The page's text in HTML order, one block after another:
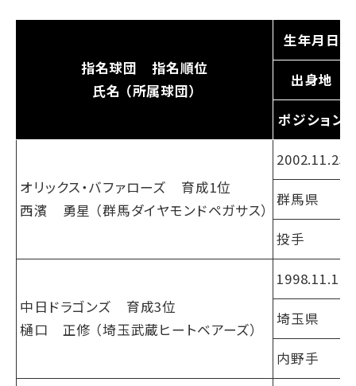
指名球団 指名順位
氏名 （所属球団）
生年月日
出身地
ポジション
オリックス・バファローズ 育成1位
西濱 勇星 （群馬ダイヤモンドペガサス）
2002.11.23
群馬県
投手
中日ドラゴンズ 育成3位
樋口 正修 （埼玉武蔵ヒートベアーズ）
1998.11.17
埼玉県
内野手